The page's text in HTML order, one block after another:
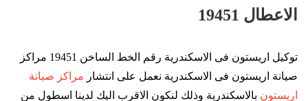
الاعطال 19451
توكيل اريستون فى الاسكندرية رقم الخط الساخن 19451 مراكز
صيانة اريستون فى الاسكندرية نعمل على انتشار مراكز صيانة
اريستون بالاسكندرية وذلك لنكون الاقرب اليك لدينا اسطول من